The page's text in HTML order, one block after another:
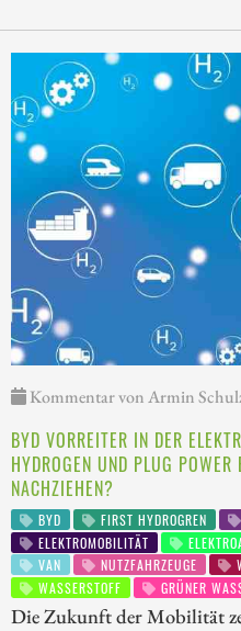
Kommentar von Armin
BYD VORREITER IN DER
HYDROGEN UND PLUG POWER
NACHZIEHEN?
BYD FIRST HYDROGREN
ELEKTROMOBILITÄT
VAN
NUTZFAHRZEUGE
WASSERSTOFF
GRÜNER
Die Zukunft der Mobilität